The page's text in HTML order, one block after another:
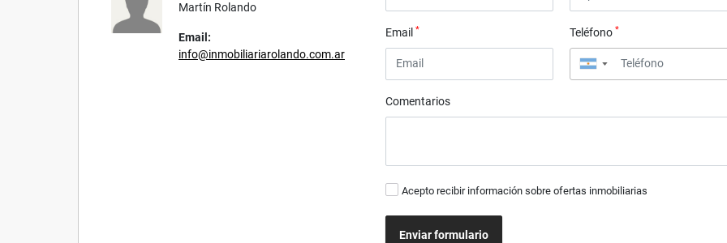
Martín Rolando
Email:
info@inmobiliariarolando.com.ar
Email* Teléfono *
▼
Comentarios
Acepto recibir información sobre ofertas inmobiliarias
Enviar formulario